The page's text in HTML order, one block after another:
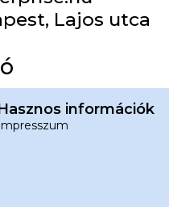
Lajos utca
információk